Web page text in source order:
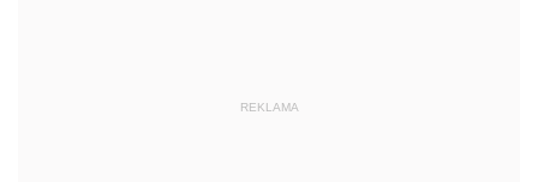
REKLAMA